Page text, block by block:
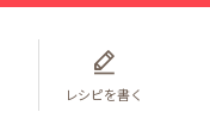
レシピを書く